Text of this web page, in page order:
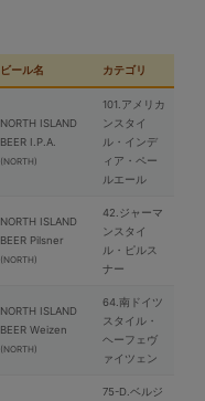
ビール名 カテゴリ
NORTH ISLAND
BEER I.P.A.
(NORTH)
101.アメリカ
ンスタイ
ル・インデ
ィア・ペー
ルエール
NORTH ISLAND
BEER Pilsner
(NORTH)
42.ジャーマ
ンスタイ
ル・ピルス
ナー
NORTH ISLAND
BEER Weizen
(NORTH)
64.南ドイツ
スタイル・
ヘーフェヴ
ァイツェン
75-D.ベルジ